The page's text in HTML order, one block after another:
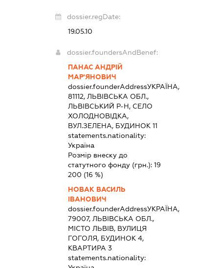
dossier.regDate:
19.05.10
dossier.foundersAndBenef:
ПАНАС АНДРІЙ
МАР'ЯНОВИЧ
dossier.founderAddressУКРАЇНА,
81112, ЛЬВІВСЬКА ОБЛ.,
ЛЬВІВСЬКИЙ Р-Н, СЕЛО
ХОЛОДНОВІДКА,
ВУЛ.ЗЕЛЕНА, БУДИНОК 11
statements.nationality:
Україна
Розмір внеску до
статутного фонду (грн.): 19
200 (16 %)
НОВАК ВАСИЛЬ
ІВАНОВИЧ
dossier.founderAddressУКРАЇНА,
79007, ЛЬВІВСЬКА ОБЛ.,
МІСТО ЛЬВІВ, ВУЛИЦЯ
ГОГОЛЯ, БУДИНОК 4,
КВАРТИРА 3
statements.nationality: